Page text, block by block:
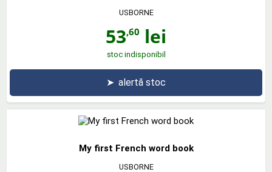
USBORNE
53,60 lei
stoc indisponibil
➤ alertă stoc
My first French word book
USBORNE